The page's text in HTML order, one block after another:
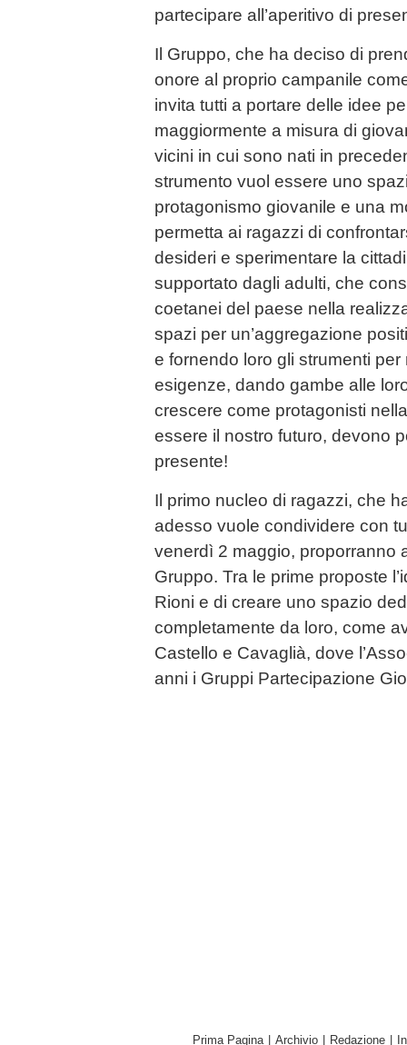
partecipare all’aperitivo di
Il Gruppo, che ha deciso di
onore al proprio campanile
invita tutti a portare delle idee
maggiormente a misura di
vicini in cui sono nati in
strumento vuol essere uno
protagonismo giovanile e una
permetta ai ragazzi di
desideri e sperimentare la
supportato dagli adulti, che
coetanei del paese nella
spazi per un’aggregazione
e fornendo loro gli strumenti
esigenze, dando gambe alle
crescere come protagonisti
essere il nostro futuro, devono
presente!
Il primo nucleo di ragazzi, che
adesso vuole condividere con
venerdì 2 maggio, proporranno
Gruppo. Tra le prime proposte
Rioni e di creare uno spazio
completamente da loro, come
Castello e Cavaglià, dove
anni i Gruppi Partecipazione
Prima Pagina Archivio Redazione